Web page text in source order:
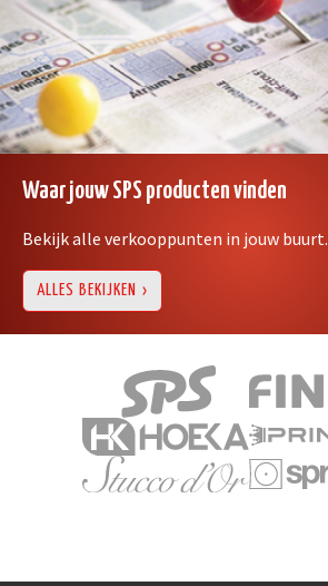
Waar jouw SPS producten vinden
Bekijk alle verkooppunten in jouw buurt.
ALLES BEKIJKEN